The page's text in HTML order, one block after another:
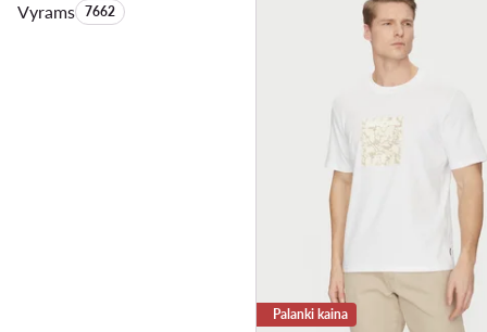
VyramsProduktų skaičius:
7662
Palanki kaina